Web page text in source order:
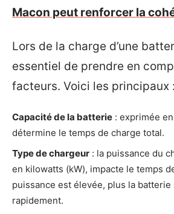
Macon peut renforcer la
Lors de la charge d’une
essentiel de prendre en
facteurs. Voici les principaux :
Capacité de la batterie : exprimée
détermine le temps de charge total.
Type de chargeur : la puissance du
en kilowatts (kW), impacte le temps
puissance est élevée, plus la batterie
rapidement.